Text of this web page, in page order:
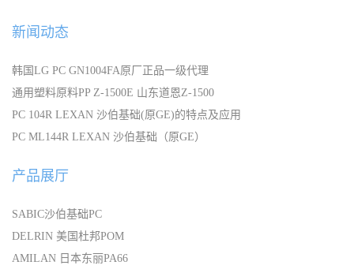
新闻动态
韩国LG PC GN1004FA原厂正品一级代理
通用塑料原料PP Z-1500E 山东道恩Z-1500
PC 104R LEXAN 沙伯基础(原GE)的特点及应用
PC ML144R LEXAN 沙伯基础（原GE）
产品展厅
SABIC沙伯基础PC
DELRIN 美国杜邦POM
AMILAN 日本东丽PA66